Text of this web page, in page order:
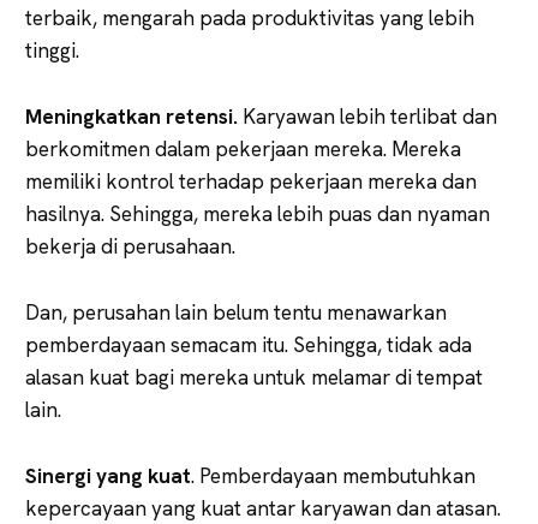
terbaik, mengarah pada produktivitas yang lebih
tinggi.
Meningkatkan retensi. Karyawan lebih terlibat dan
berkomitmen dalam pekerjaan mereka. Mereka
memiliki kontrol terhadap pekerjaan mereka dan
hasilnya. Sehingga, mereka lebih puas dan nyaman
bekerja di perusahaan.
Dan, perusahan lain belum tentu menawarkan
pemberdayaan semacam itu. Sehingga, tidak ada
alasan kuat bagi mereka untuk melamar di tempat
lain.
Sinergi yang kuat. Pemberdayaan membutuhkan
kepercayaan yang kuat antar karyawan dan atasan.